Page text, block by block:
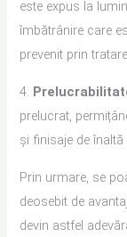
este expus la
îmbătrânire care
prevenit prin
4.
prelucrat,
și finisaje de înaltă
Prin urmare, se
deosebit de
devin astfel